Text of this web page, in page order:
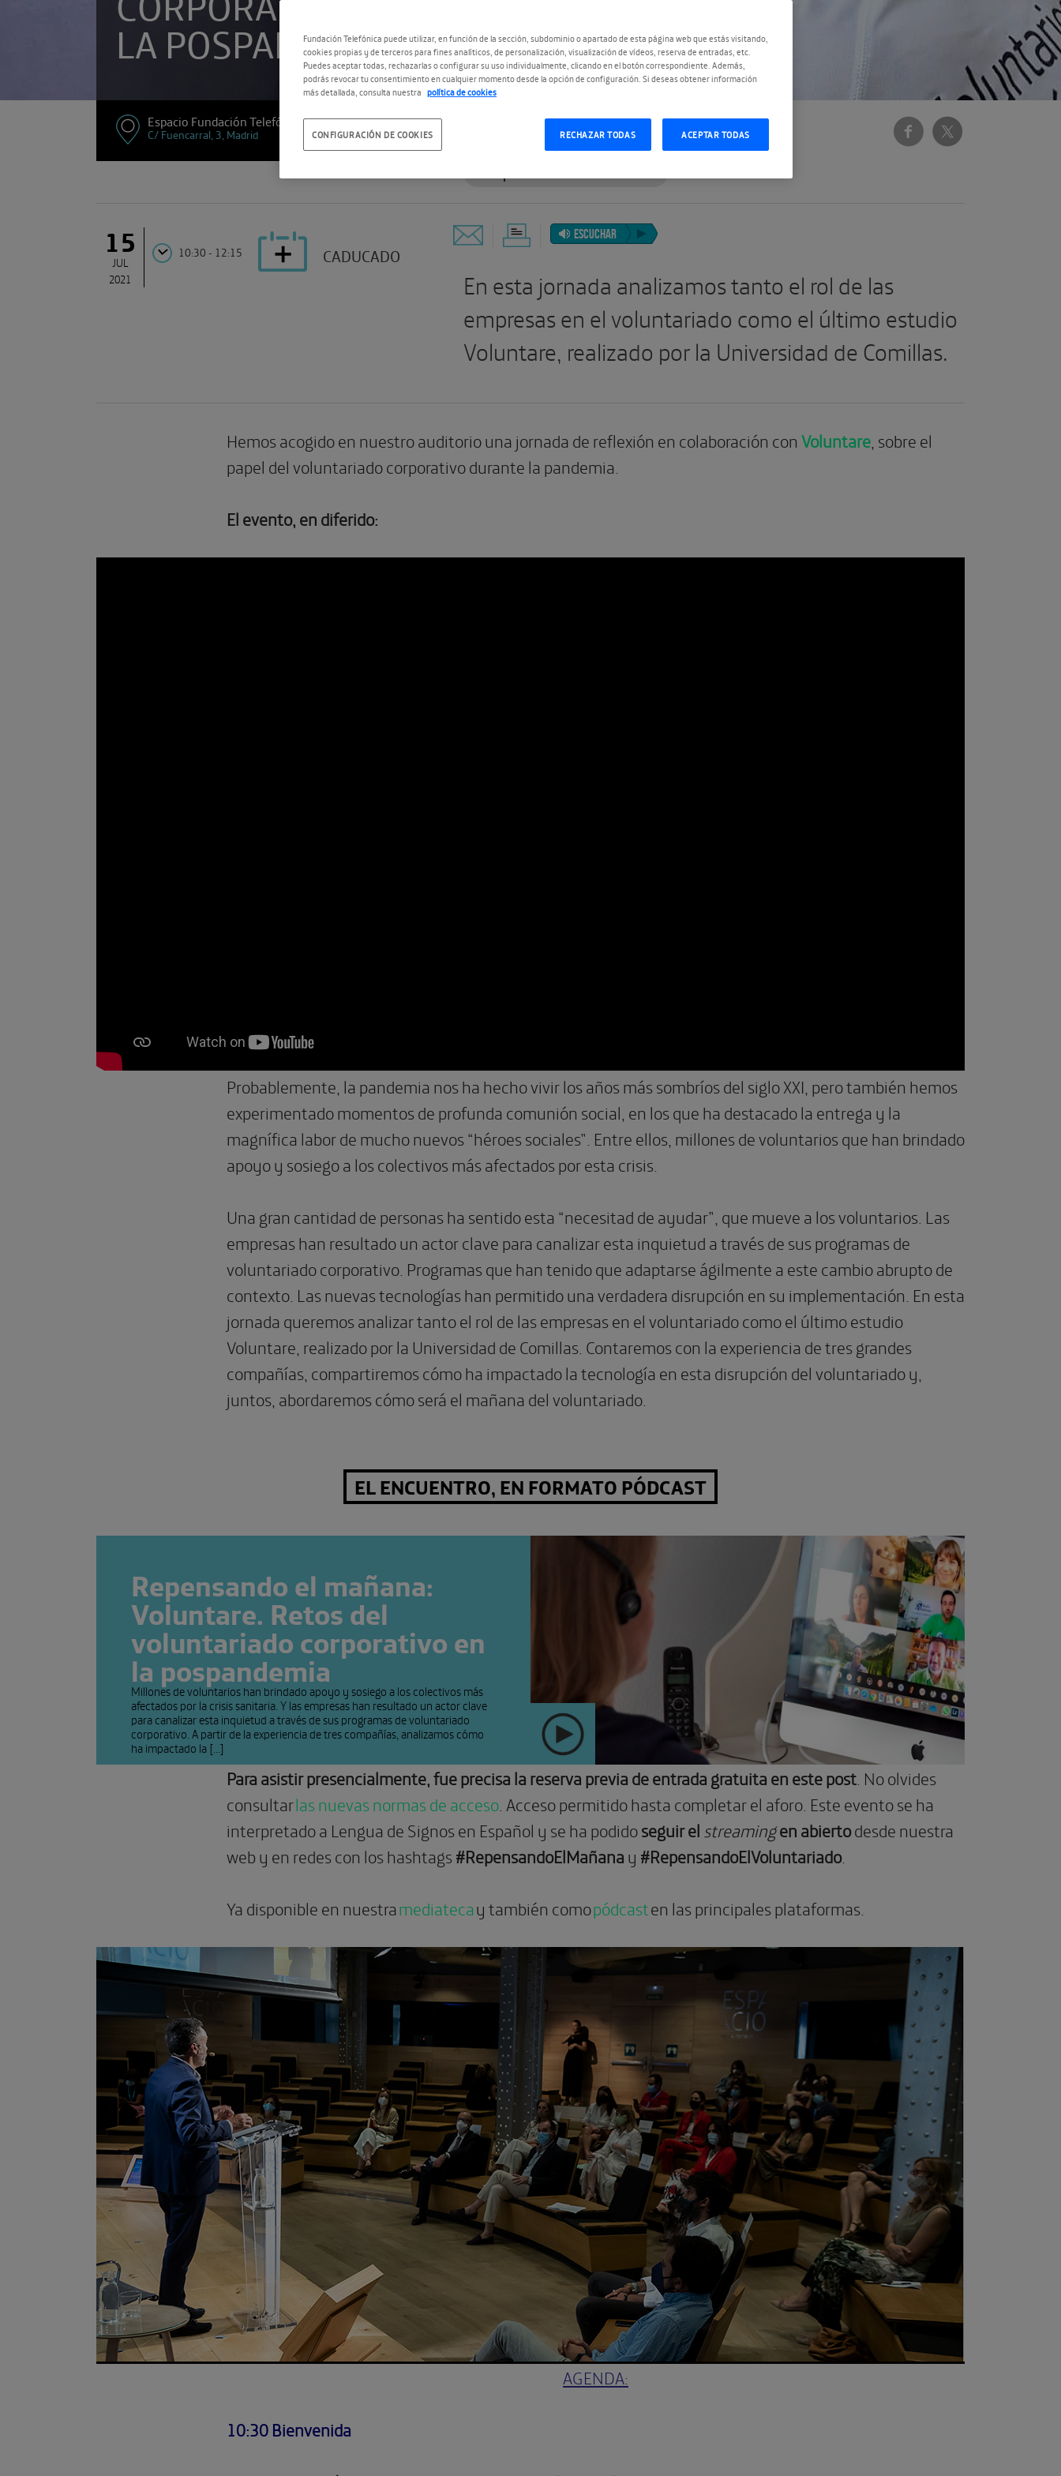
LA POSPANDEMIA
Espacio Fundación Telefónica
C/ Fuencarral, 3, Madrid #RepensandoElMañana
15
JUL
2021
10:30 - 12:15 CADUCADO
ESCUCHAR
En esta jornada analizamos tanto el rol de las
empresas en el voluntariado como el último estudio
Voluntare, realizado por la Universidad de Comillas.
Hemos acogido en nuestro auditorio una jornada de reflexión en colaboración conVoluntare , sobre el
papel del voluntariado corporativo durante la pandemia.
El evento, en diferido:
Probablemente, la pandemia nos ha hecho vivir los años más sombríos del siglo XXI, pero también hemos
experimentado momentos de profunda comunión social, en los que ha destacado la entrega y la
magnífica labor de mucho nuevos “héroes sociales”. Entre ellos, millones de voluntarios que han brindado
apoyo y sosiego a los colectivos más afectados por esta crisis.
Una gran cantidad de personas ha sentido esta “necesitad de ayudar”, que mueve a los voluntarios. Las
empresas han resultado un actor clave para canalizar esta inquietud a través de sus programas de
voluntariado corporativo. Programas que han tenido que adaptarse ágilmente a este cambio abrupto de
contexto. Las nuevas tecnologías han permitido una verdadera disrupción en su implementación. En esta
jornada queremos analizar tanto el rol de las empresas en el voluntariado como el último estudio
Voluntare, realizado por la Universidad de Comillas. Contaremos con la experiencia de tres grandes
compañías, compartiremos cómo ha impactado la tecnología en esta disrupción del voluntariado y,
juntos, abordaremos cómo será el mañana del voluntariado.
EL ENCUENTRO, EN FORMATO PÓDCAST
Repensando el mañana:
Voluntare. Retos del
voluntariado corporativo en
la pospandemia
Millones de voluntarios han brindado apoyo y sosiego a los colectivos más
afectados por la crisis sanitaria. Y las empresas han resultado un actor clave
para canalizar esta inquietud a través de sus programas de voluntariado
corporativo. A partir de la experiencia de tres compañías, analizamos cómo
ha impactado la [...]
Ver más
Para asistir presencialmente, fue precisa la reserva previa de entrada gratuita en este post . No olvides
consultarlas nuevas normas de acceso . Acceso permitido hasta completar el aforo. Este evento se ha
interpretado a Lengua de Signos en Español y se ha podidoseguir el streamingen abiertodesde nuestra
web y en redes con los hashtags#RepensandoElMañanay #RepensandoElVoluntariado.
Ya disponible en nuestramediatecay también comopódcasten las principales plataformas.
AGENDA:
10:30 Bienvenida
Fundación Telefónica puede utilizar, en función de la sección, subdominio o apartado de esta página web que estás visitando,
cookies propias y de terceros para fines analíticos, de personalización, visualización de vídeos, reserva de entradas, etc.
Puedes aceptar todas, rechazarlas o configurar su uso individualmente, clicando en el botón correspondiente. Además,
podrás revocar tu consentimiento en cualquier momento desde la opción de configuración. Si deseas obtener información
más detallada, consulta nuestra política de cookies
RECHAZAR TODAS ACEPTAR TODAS
CONFIGURACIÓN DE COOKIES